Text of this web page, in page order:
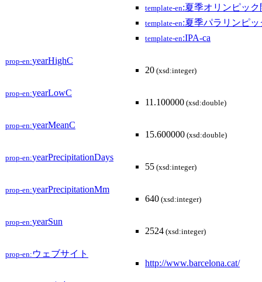
template-en:夏季オリンピッ
template-en:夏季パラリンピ
template-en:IPA-ca
prop-en:yearHighC
20 (xsd:integer)
prop-en:yearLowC
11.100000 (xsd:double)
prop-en:yearMeanC
15.600000 (xsd:double)
prop-en:yearPrecipitationDays
55 (xsd:integer)
prop-en:yearPrecipitationMm
640 (xsd:integer)
prop-en:yearSun
2524 (xsd:integer)
prop-en: ウェブサイト
http://www.barcelona.cat/